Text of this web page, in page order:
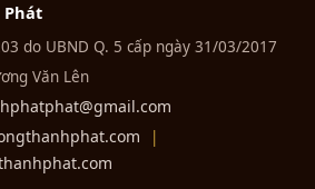
Phát
do UBND Q. 5 cấp ngày 31/03/2017
Văn Lên